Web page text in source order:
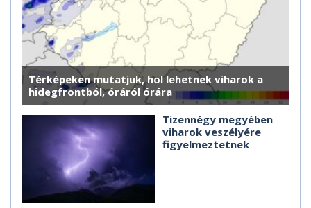
Térképeken mutatjuk, hol lehetnek viharok a
hidegfrontból, óráról órára
Tizennégy megyében
viharok veszélyére
figyelmeztetnek